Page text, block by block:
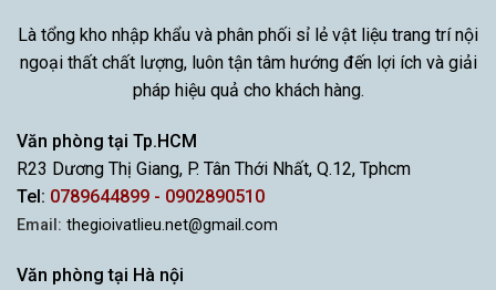
Là tổng kho nhập khẩu và phân phối sỉ lẻ vật liệu trang trí nội
ngoại thất chất lượng, luôn tận tâm hướng đến lợi ích và giải
pháp hiệu quả cho khách hàng.
Văn phòng tại Tp.HCM
R23 Dương Thị Giang, P. Tân Thới Nhất, Q.12, Tphcm
Tel: 0789644899 - 0902890510
Email: thegioivatlieu.net@gmail.com
Văn phòng tại Hà nội